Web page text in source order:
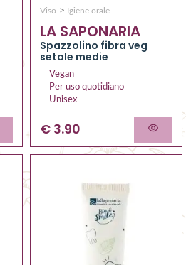
Viso > Igiene orale
LA SAPONARIA
Spazzolino fibra veg
setole medie
Vegan
Per uso quotidiano
Unisex
€ 3.90